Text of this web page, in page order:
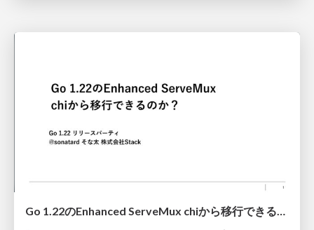
Go 1.22のEnhanced ServeMux chiから移行できるのか？